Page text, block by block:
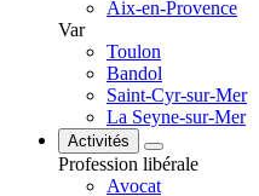
Aix-en-Provence
Var
Toulon
Bandol
Saint-Cyr-sur-Mer
La Seyne-sur-Mer
Activités
Profession libérale
Avocat